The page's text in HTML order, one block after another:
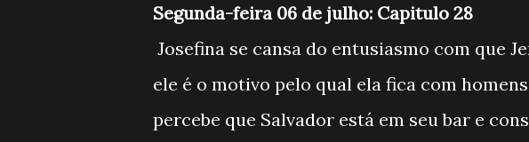
Segunda-feira 06 de julho: Capitulo 28
Josefina se cansa do entusiasmo com que
ele é o motivo pelo qual ela fica com
percebe que Salvador está em seu bar e